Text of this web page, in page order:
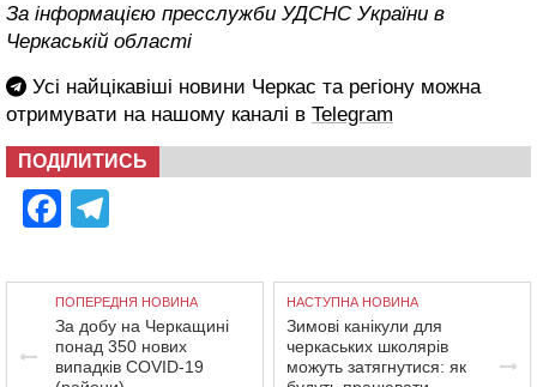
За інформацією пресслужби УДСНС України в
Черкаській області
Усі найцікавіші новини Черкас та регіону можна
отримувати на нашому каналі в Telegram
ПОДІЛИТИСЬ
Facebook
ПОПЕРЕДНЯ НОВИНА
За добу на Черкащині
понад 350 нових
випадків COVID-19
НАСТУПНА НОВИНА
Зимові канікули для
черкаських школярів
можуть затягнутися: як